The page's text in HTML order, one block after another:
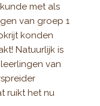
met als
van groep 1
konden
Natuurlijk is
van
ruikt het nu